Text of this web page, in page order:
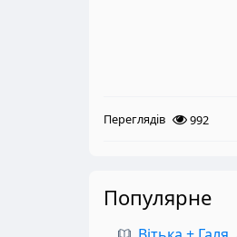
Переглядів 992
Популярне